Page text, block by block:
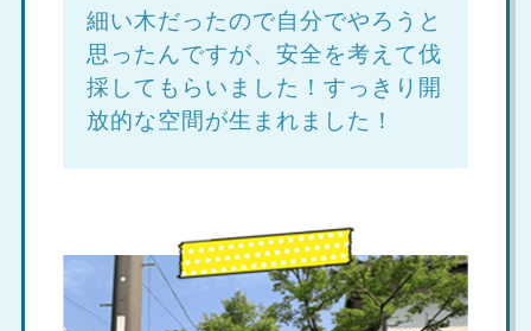
細い木だったので自分でやろうと
思ったんですが、安全を考えて伐
採してもらいました！すっきり開
放的な空間が生まれました！